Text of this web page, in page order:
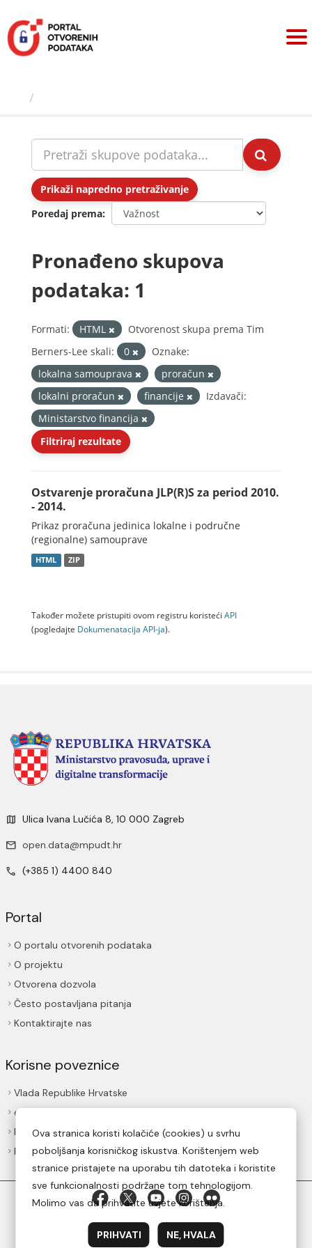
sadržaj
Prikaži napredno pretraživanje
Poredaj prema
Pronađeno skupova
podataka: 1
Formati: HTML
Otvorenost skupa prema Tim
Berners-Lee skali:
0
Oznake:
lokalna samouprava
proračun
lokalni proračun
financije
Izdavači:
Ministarstvo financija
Filtriraj rezultate
Ostvarenje proračuna JLP(R)S za period 2010.
- 2014.
Prikaz proračuna jedinica lokalne i područne
(regionalne) samouprave
HTML ZIP
Također možete pristupiti ovom registru koristeći API
(pogledajte Dokumenаtаcijа API-jа).